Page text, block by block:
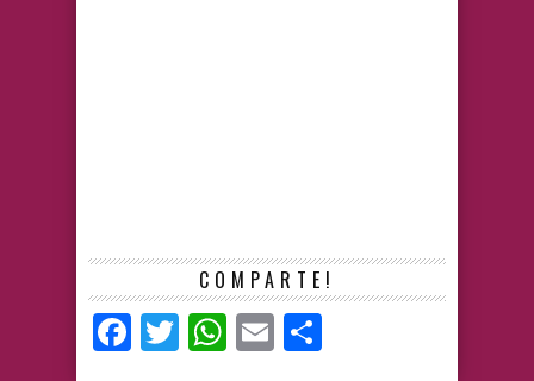
COMPARTE!
Facebook
TwitterWhatsApp
Email